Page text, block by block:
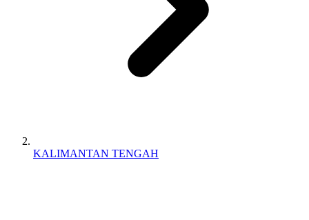
KALIMANTAN TENGAH